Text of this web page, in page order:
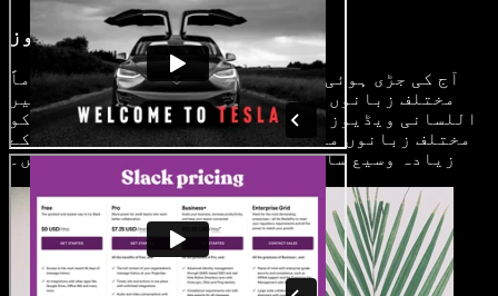
کثیر اللسانی ویڈیوز
آج کی جڑی ہوئی دنیا میں، مواد بنانے والے عموماً
مختلف زبانوں کے سامعین کو ہدف بناتے ہیں۔ کثیر
اللسانی ویڈیوز میں آٹو سب ٹائٹلز تخلیق کاروں کو
مختلف زبانوں میں تراجم یا سب ٹائٹلز فراہم کر کے
زیادہ وسیع سامعین تک پہنچنے میں مدد دیتے ہیں۔